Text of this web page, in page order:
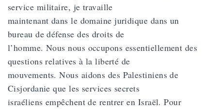
service militaire, je travaille
maintenant dans le domaine juridique dans un
bureau de défense des droits de
l’homme. Nous nous occupons essentiellement des
questions relatives à la liberté de
mouvements. Nous aidons des Palestiniens de
Cisjordanie que les services secrets
israéliens empêchent de rentrer en Israël. Pour